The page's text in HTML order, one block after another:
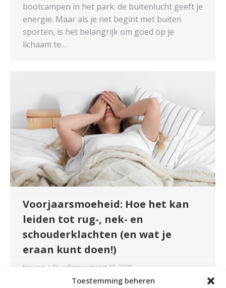
Toestemming beheren
bootcampen in het park: de buitenlucht geeft je
energie. Maar als je net begint met buiten
sporten, is het belangrijk om goed op je
lichaam te…
Voorjaarsmoeheid: Hoe het kan
leiden tot rug-, nek- en
schouderklachten (en wat je
eraan kunt doen!)
Nieuws By admin maart 11, 2025
Veel mensen ervaren voorjaarsmoeheid, een